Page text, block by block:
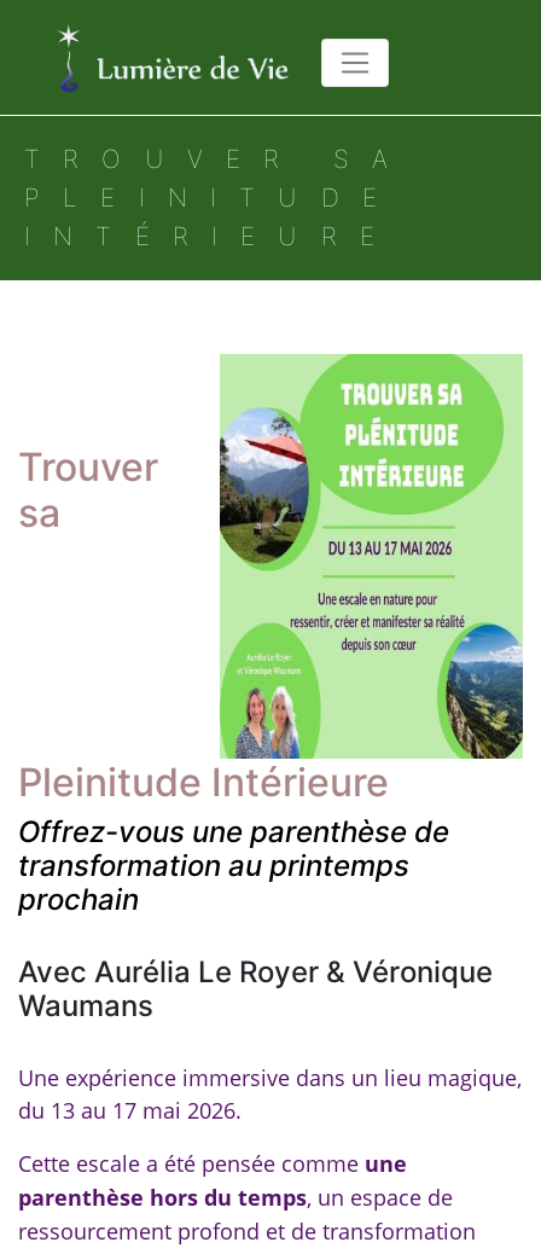
TROUVER SA
PLEINITUDE
INTÉRIEURE
Trouver
sa
Pleinitude Intérieure
Offrez-vous une parenthèse de
transformation au printemps
prochain
Avec Aurélia Le Royer & Véronique
Waumans
Une expérience immersive dans un lieu magique,
du 13 au 17 mai 2026.
Cette escale a été pensée comme une
parenthèse hors du temps, un espace de
ressourcement profond et de transformation